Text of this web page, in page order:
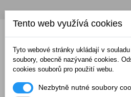
Tento web využívá cookies
Tyto webové stránky ukládají v
soubory, obecně nazývané cookies.
cookies souborů pro použití webu.
Nezbytně nutné soubory